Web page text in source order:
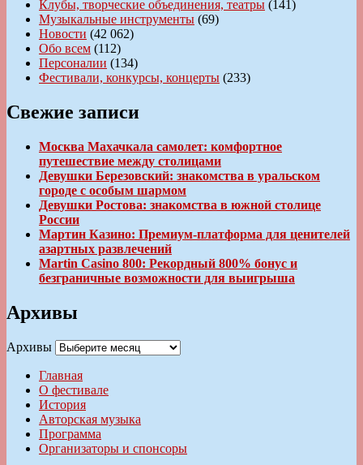
Клубы, творческие объединения, театры (141)
Музыкальные инструменты (69)
Новости (42 062)
Обо всем (112)
Персоналии (134)
Фестивали, конкурсы, концерты (233)
Свежие записи
Москва Махачкала самолет: комфортное
путешествие между столицами
Девушки Березовский: знакомства в уральском
городе с особым шармом
Девушки Ростова: знакомства в южной столице
России
Мартин Казино: Премиум-платформа для ценителей
азартных развлечений
Martin Casino 800: Рекордный 800% бонус и
безграничные возможности для выигрыша
Архивы
Архивы
Главная
О фестивале
История
Авторская музыка
Программа
Организаторы и спонсоры